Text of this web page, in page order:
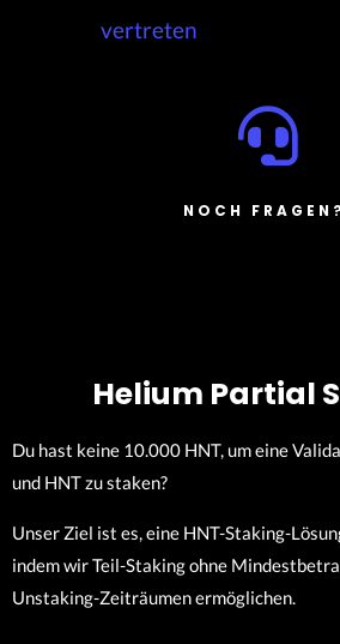
vertreten
NOCH
Helium Partial
Du hast keine 10.000 HNT, um eine
und HNT zu staken?
Unser Ziel ist es, eine HNT-Staking-
indem wir Teil-Staking ohne
Unstaking-Zeiträumen ermöglichen.